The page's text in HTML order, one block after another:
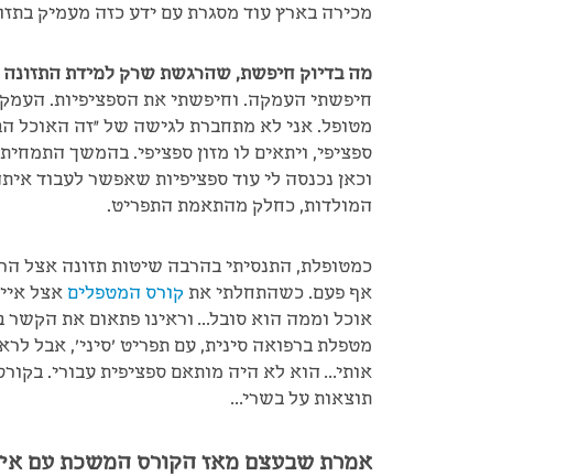
מכירה בארץ עוד מסגרת עם ידע כזה מעמיק
מה בדיוק חיפשת, שהרגשת שרק למידת התזונה
חיפשתי העמקה. וחיפשתי את הספציפיות.
מטופל. אני לא מתחברת לגישה של "זה האוכל
ספציפי, ויתאים לו מזון ספציפי. בהמשך
וכאן נכנסה לי עוד ספציפיות שאפשר לעבוד
המולדות, כחלק מהתאמת התפריט.
כמטופלת, התנסיתי בהרבה שיטות תזונה אצל
אף פעם. כשהתחלתי את קורס המטפלים אצל
אוכל וממה הוא סובל… וראינו פתאום את הקשר
מטפלת ברפואה סינית, עם תפריט 'סיני', אבל
אותי… הוא לא היה מותאם ספציפית עבורי.
תוצאות על בשרי…
אמרת שבעצם מאז הקורס המשכת עם